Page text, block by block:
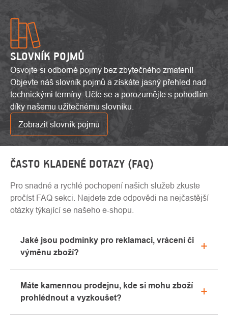
SLOVNÍK POJMŮ
Osvojte si odborné pojmy bez zbytečného zmatení!
Objevte náš slovník pojmů a získáte jasný přehled nad
technickými termíny. Učte se a porozumějte s pohodlím
díky našemu užitečnému slovníku.
Zobrazit slovník pojmů
ČASTO KLADENÉ DOTAZY (FAQ)
Pro snadné a rychlé pochopení našich služeb zkuste
pročíst FAQ sekci. Najdete zde odpovědi na nejčastější
otázky týkající se našeho e-shopu.
Jaké jsou podmínky pro reklamaci, vrácení či
výměnu zboží?
v sekci "Vše o nákupu" nebo nás kontaktujte
emailem či telefonicky.
Máte kamennou prodejnu, kde si mohu zboží
prohlédnout a vyzkoušet?